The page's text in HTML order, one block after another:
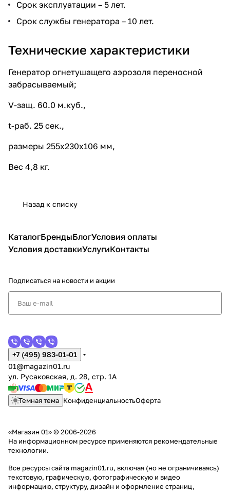
Срок эксплуатации – 5 лет.
Срок службы генератора – 10 лет.
Технические характеристики
Генератор огнетушащего аэрозоля переносной
забрасываемый;
V-защ. 60.0 м.куб.,
t-раб. 25 сек.,
размеры 255х230х106 мм,
Вес 4,8 кг.
Назад к списку
КаталогБрендыБлогУсловия оплаты
Условия доставкиУслугиКонтакты
Подписаться на новости и акции
+7 (495) 983-01-01
01@magazin01.ru
ул. Русаковская, д. 28, стр. 1А
Темная тема КонфиденциальностьОферта
«Магазин 01» © 2006-2026
На информационном ресурсе применяются рекомендательные
технологии.
Все ресурсы сайта magazin01.ru, включая (но не ограничиваясь)
текстовую, графическую, фотографическую и видео
информацию, структуру, дизайн и оформление страниц,